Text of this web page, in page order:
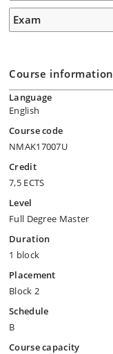
Exam
Course information
Language
English
Course code
NMAK17007U
Credit
7,5 ECTS
Level
Full Degree Master
Duration
1 block
Placement
Block 2
Schedule
B
Course capacity